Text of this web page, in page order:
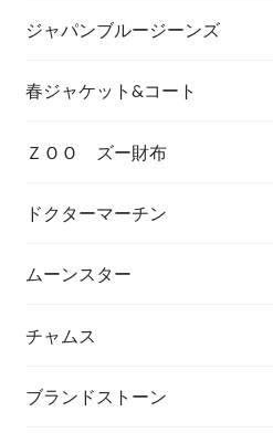
ジャパンブルージーンズ
春ジャケット&コート
ＺＯＯ ズー財布
ドクターマーチン
ムーンスター
チャムス
ブランドストーン